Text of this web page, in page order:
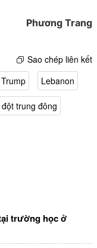
Phương Trang
Sao chép liên kết
Lebanon
trung đông
trường học ở